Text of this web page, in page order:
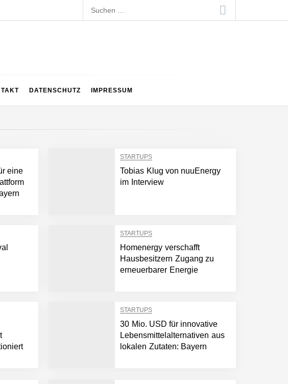
Suchen
nach:
DATENSCHUTZ IMPRESSUM
eine
STARTUPS
Tobias Klug von nuuEnergy
im Interview
STARTUPS
Homenergy verschafft
Hausbesitzern Zugang zu
erneuerbarer Energie
STARTUPS
30 Mio. USD für innovative
Lebensmittelalternativen aus
lokalen Zutaten: Bayern